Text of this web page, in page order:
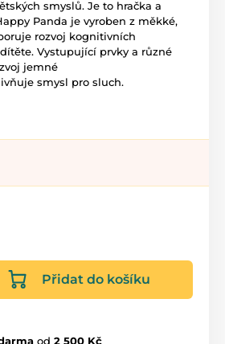
smyslů. Je to hračka a
Panda je vyroben z měkké,
rozvoj kognitivních
Vystupující prvky a různé
jemné
smysl pro sluch.
Přidat do košíku
od 2 500 Kč